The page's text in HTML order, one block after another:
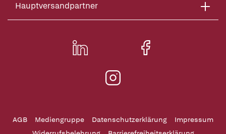
Hauptversandpartner
AGB Mediengruppe Datenschutzerklärung
Impressum